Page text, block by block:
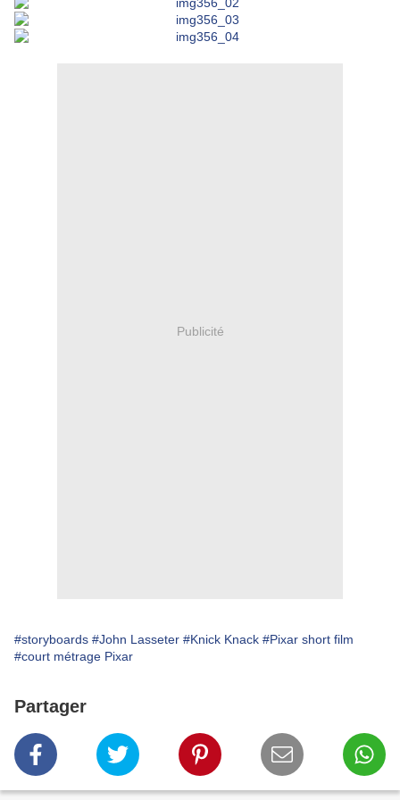
Publicité
#storyboards #John Lasseter #Knick Knack #Pixar short film
#court métrage Pixar
Partager